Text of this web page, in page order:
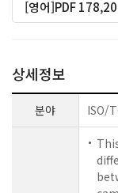
[영어]PDF
상세정보
분야 ISO/